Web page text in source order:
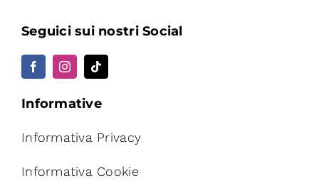
Seguici sui nostri Social
Informative
Informativa Privacy
Informativa Cookie